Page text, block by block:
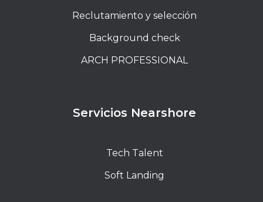
Reclutamiento y selección
Background check
ARCH PROFESSIONAL
Servicios Nearshore
Tech Talent
Soft Landing